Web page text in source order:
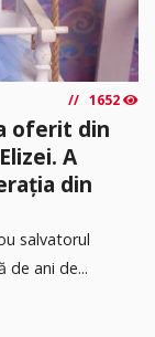
1652
oferit din
A
din
salvatorul
de ani de...